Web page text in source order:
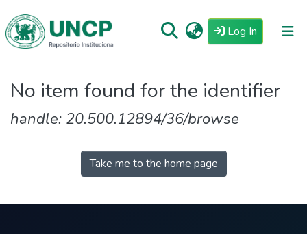
Log In (current)
Repositorio
Estadisticas
No item found for the identifier
handle: 20.500.12894/36/browse
Take me to the home page